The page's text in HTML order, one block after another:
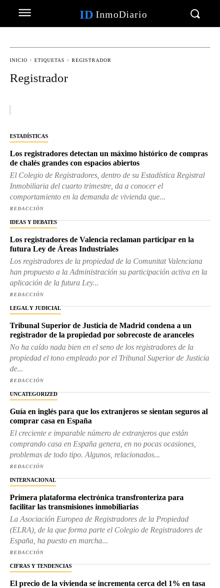
ID InmoDiario
INICIO ETIQUETAS REGISTRADOR
Registrador
ESTADÍSTICAS
Los registradores detectan un máximo histórico de compras
de chalés grandes con espacios abiertos
El Colegio de Registradores, dentro de su Estadística Registral
Inmobiliaria del cuarto trimestre, da a conocer el
comportamiento en la demanda de vivienda que...
REDACCIÓN
IDEAS Y DEBATES
Los registradores de Valencia reclaman participar en la
futura Ley de Áreas Industriales
Los registradores de la propiedad de la Comunitat Valenciana
han propuesto a la Administración su participación activa en la
aplicación de la futura Ley...
REDACCIÓN
LEGAL Y JUDICIAL
Tribunal Superior de Justicia de Madrid condena a un
registrador de la propiedad por sobrecoste de aranceles
No ha caído nada bien en el seno de los registradores de la
propiedad el tono empleado por el Tribunal Superior de Justicia
de...
REDACCIÓN
UNCATEGORIZED
Guía en inglés para que los extranjeros se sientan seguros al
comprar casa en España
El creciente e imparable número de extranjeros que están
comprando casa en España genera, en no pocas ocasiones,
problemas de todo tipo. Algunos, relacionados...
REDACCIÓN
INTERNACIONAL
Primera plataforma electrónica transfronteriza para
facilitar las transmisiones inmobiliarias
La Asociación Europea de Registradores de la Propiedad
(ELRA), de la que forma parte el Colegio de Registradores de
España, ha puesto en marcha...
REDACCIÓN
CIFRAS Y TENDENCIAS
El precio de la vivienda se incrementa cerca del 1% en tasa